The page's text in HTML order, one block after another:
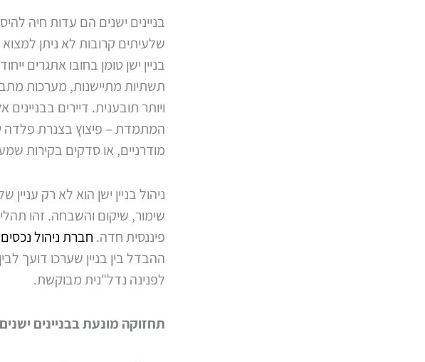
בניינים ישנים הם עדות חיה
שלעיתים קרובות לא ניתן
בניין ישן טומן בחובו אתגרים
תשתיות מתיישנות, מערכות
ויותר תובענית. דיירים
המתמדת – פיצוץ בצנרת
מודרניים, או סדקים בקירות
ניהול בניין ישן הוא לא רק
שימור, שיקום והשבחה. זהו
פיננסית חדה. חברת ניהול נכסים
ההבדל בין בניין שערכו דועך
לפנינה נדל"נית מבוקשת.
תחזוקה מונעת בבניינים